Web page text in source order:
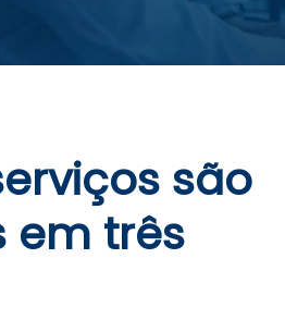
são
em três